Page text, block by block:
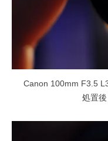
Canon 100mm F3.5
処置後